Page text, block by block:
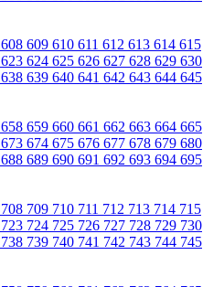
608 609 610 611 612 613 614 615
623 624 625 626 627 628 629 630
638 639 640 641 642 643 644 645
658 659 660 661 662 663 664 665
673 674 675 676 677 678 679 680
688 689 690 691 692 693 694 695
708 709 710 711 712 713 714 715
723 724 725 726 727 728 729 730
738 739 740 741 742 743 744 745